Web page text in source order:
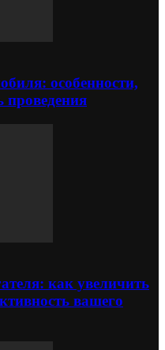
особенности,
проведения
как увеличить
вашего